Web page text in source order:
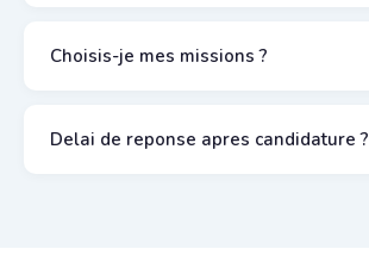
Choisis-je mes missions ?
Delai de reponse apres candidature ?